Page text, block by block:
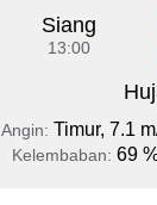
Siang
13:00
Angin: Timur, 7.1
Kelembaban: 69